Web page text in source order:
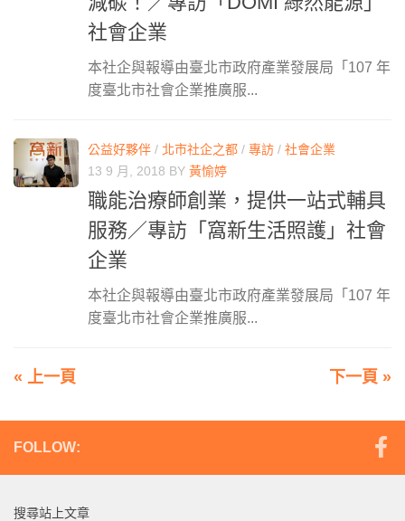
社會企業
本社企與報導由臺北市政府產業發展局「107 年
度臺北市社會企業推廣服...
公益好夥伴 / 北市社企之都 / 專訪 / 社會企業
13 9 月, 2018 BY 黃愉婷
職能治療師創業，提供一站式輔具
服務／專訪「窩新生活照護」社會
企業
本社企與報導由臺北市政府產業發展局「107 年
度臺北市社會企業推廣服...
« 上一頁 下一頁 »
FOLLOW:
搜尋站上文章